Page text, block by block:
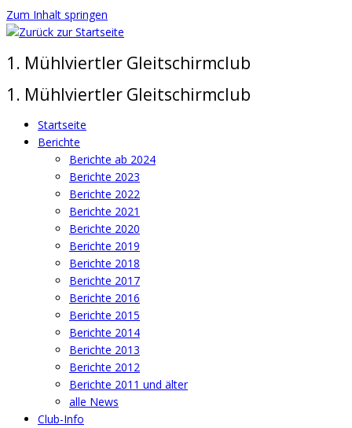
Zum Inhalt springen
1. Mühlviertler Gleitschirmclub
1. Mühlviertler Gleitschirmclub
Startseite
Berichte
Berichte ab 2024
Berichte 2023
Berichte 2022
Berichte 2021
Berichte 2020
Berichte 2019
Berichte 2018
Berichte 2017
Berichte 2016
Berichte 2015
Berichte 2014
Berichte 2013
Berichte 2012
Berichte 2011 und älter
alle News
Club-Info